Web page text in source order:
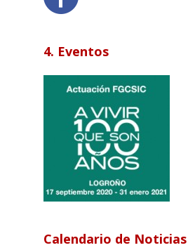
4. Eventos
Calendario de Noticias